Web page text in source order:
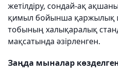
жетілдіру, сондай-ақ
қимыл бойынша қаржылық
тобының халықаралық
мақсатында әзірленген.
Заңда мыналар